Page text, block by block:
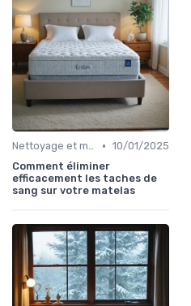
Nettoyage et maintenance • 10/01/2025
Comment éliminer
efficacement les taches de
sang sur votre matelas